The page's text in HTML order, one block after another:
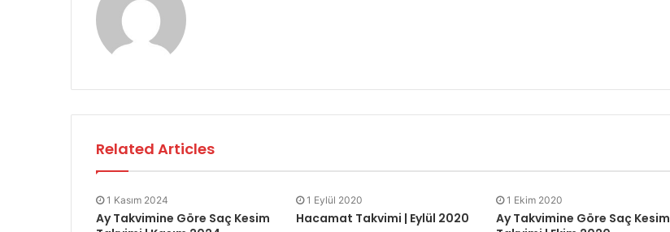
Related Articles
1 Kasım 2024
Ay Takvimine Göre Saç Kesim
1 Eylül 2020
Hacamat Takvimi | Eylül 2020
1 Ekim 2020
Ay Takvimine Göre Saç Kesim